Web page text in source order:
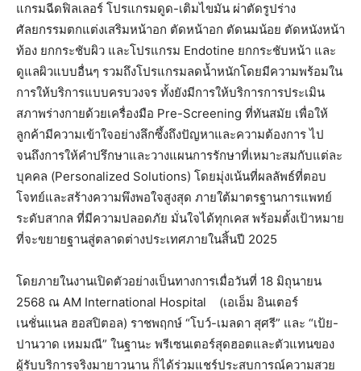
แกรมฉีดฟิลเลอร์ โปรแกรมดูด-เติมไขมัน ผ่าตัดรูปร่าง
ศัลยกรรมตกแต่งเสริมหน้าอก ตัดหน้าอก ตัดนมน้อย ตัดหนังหน้า
ท้อง ยกกระชับผิว และโปรแกรม Endotine ยกกระชับหน้า และ
ดูแลผิวแบบอื่นๆ รวมถึงโปรแกรมลดน้ำหนักโดยมีความพร้อมใน
การให้บริการแบบครบวงจร ทั้งยังมีการให้บริการการประเมิน
สภาพร่างกายด้วยเครื่องมือ Pre-Screening ที่ทันสมัย เพื่อให้
ลูกค้ามีความเข้าใจอย่างลึกซึ้งถึงปัญหาและความต้องการ ไป
จนถึงการให้คำปรึกษาและวางแผนการรักษาที่เหมาะสมกับแต่ละ
บุคคล (Personalized Solutions) โดยมุ่งเน้นที่ผลลัพธ์ที่ตอบ
โจทย์และสร้างความพึงพอใจสูงสุด ภายใต้มาตรฐานการแพทย์
ระดับสากล ที่มีความปลอดภัย มั่นใจได้ทุกเคส พร้อมตั้งเป้าหมาย
ที่จะขยายฐานสู่ตลาดต่างประเทศภายในสิ้นปี 2025
โดยภายในงานเปิดตัวอย่างเป็นทางการเมื่อวันที่ 18 มิถุนายน
2568 ณ AM International Hospital
(เอเอ็ม อินเตอร์
เนชั่นแนล ฮอสปิตอล) ราชพฤกษ์ “โบว์-เมลดา สุศรี” และ “เป้ย-
ปานวาด เหมมณี” ในฐานะ พรีเซนเตอร์สุดฮอตและตัวแทนของ
ผู้รับบริการจริงมายาวนาน ก็ได้ร่วมแชร์ประสบการณ์ความสวย